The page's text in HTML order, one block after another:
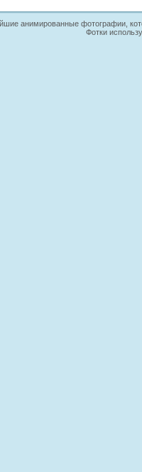
анимированные фотографии,
Фотки